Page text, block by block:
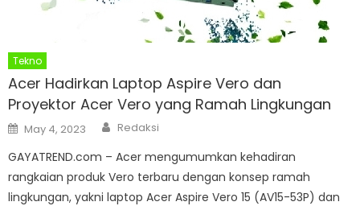
Tekno
Acer Hadirkan Laptop Aspire Vero dan
Proyektor Acer Vero yang Ramah Lingkungan
Posted
on
May 4, 2023 Author
Redaksi
GAYATREND.com – Acer mengumumkan kehadiran
rangkaian produk Vero terbaru dengan konsep ramah
lingkungan, yakni laptop Acer Aspire Vero 15 (AV15-53P) dan